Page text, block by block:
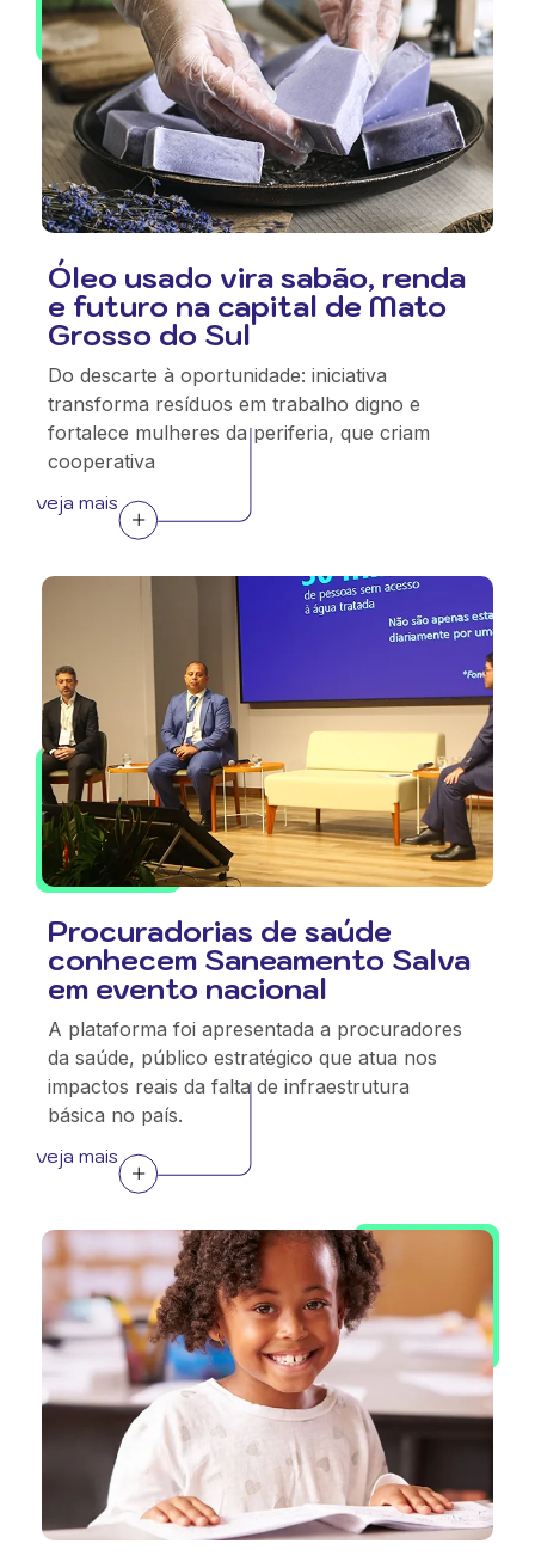
Óleo usado vira sabão, renda
e futuro na capital de Mato
Grosso do Sul
Do descarte à oportunidade: iniciativa
transforma resíduos em trabalho digno e
fortalece mulheres da periferia, que criam
cooperativa
veja mais
Procuradorias de saúde
conhecem Saneamento Salva
em evento nacional
A plataforma foi apresentada a procuradores
da saúde, público estratégico que atua nos
impactos reais da falta de infraestrutura
básica no país.
veja mais